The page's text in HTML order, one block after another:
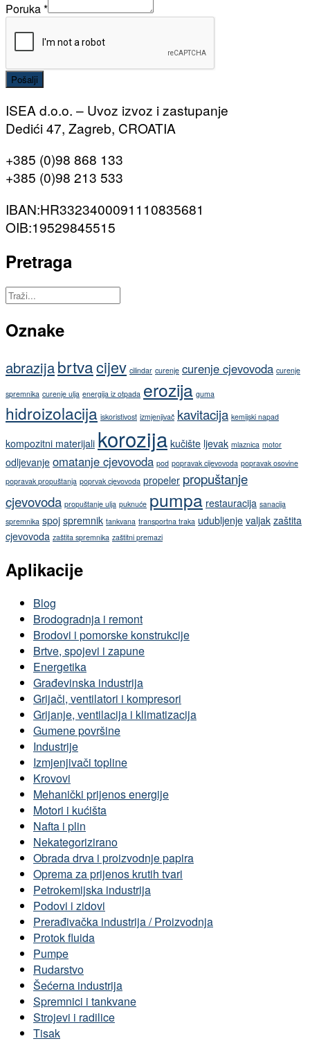
Poruka*
Pošalji
ISEA d.o.o. – Uvoz izvoz i zastupanje
Dedići 47, Zagreb, CROATIA
+385 (0)98 868 133
+385 (0)98 213 533
IBAN:HR3323400091110835681
OIB:19529845515
Pretraga
Oznake
abrazijabrtvacijev cilindar curenje curenje cjevovoda curenje
spremnika curenje ulja energija iz otpada erozija guma
hidroizolacija iskoristivost izmjenjivač kavitacija kemijski napad
kompozitni materijali korozija kučište ljevak mlaznica motor
odljevanje omatanje cjevovoda pod popravak cijevovoda popravak osovine
popravak propuštanja poprvak cjevovoda propeler propuštanje
cjevovoda propuštanje ulja puknuće pumpa restauracija sanacija
spremnika spoj spremnik tankvana transportna traka udubljenje valjak zaštita
cjevovoda zaštita spremnika zaštitni premazi
Aplikacije
Blog
Brodogradnja i remont
Brodovi i pomorske konstrukcije
Brtve, spojevi i zapune
Energetika
Građevinska industrija
Grijači, ventilatori i kompresori
Grijanje, ventilacija i klimatizacija
Gumene površine
Industrije
Izmjenjivači topline
Krovovi
Mehanički prijenos energije
Motori i kućišta
Nafta i plin
Nekategorizirano
Obrada drva i proizvodnje papira
Oprema za prijenos krutih tvari
Petrokemijska industrija
Podovi i zidovi
Prerađivačka industrija / Proizvodnja
Protok fluida
Pumpe
Rudarstvo
Šećerna industrija
Spremnici i tankvane
Strojevi i radilice
Tisak